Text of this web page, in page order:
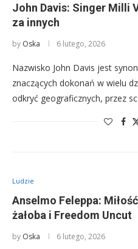
John Davis: Singer Milli
za innych
by Oska 6 lutego, 2026
Nazwisko John Davis jest
znaczących dokonań w wielu
odkryć geograficznych, przez
Ludzie
Anselmo Feleppa:
żałoba i Freedom Uncut
by Oska 6 lutego, 2026